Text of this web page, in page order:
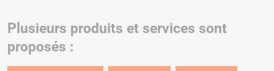
Plusieurs produits et services sont
proposés :